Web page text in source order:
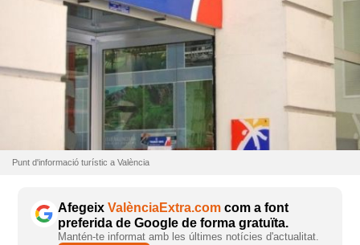
Punt d'informació turístic a València
Afegeix ValènciaExtra.com com a font
preferida de Google de forma gratuïta.
Mantén-te informat amb les últimes notícies d'actualitat.